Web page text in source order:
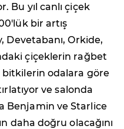
Bu yıl canlı çiçek
bir artış
Devetabanı, Orkide,
çiçeklerin rağbet
odalara göre
ve salonda
Benjamin ve Starlice
daha doğru olacağını